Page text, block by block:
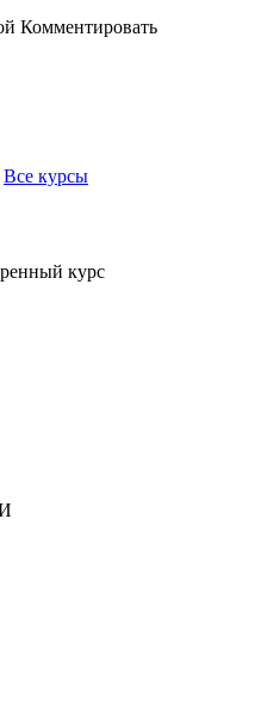
Комментировать
Все курсы
курс